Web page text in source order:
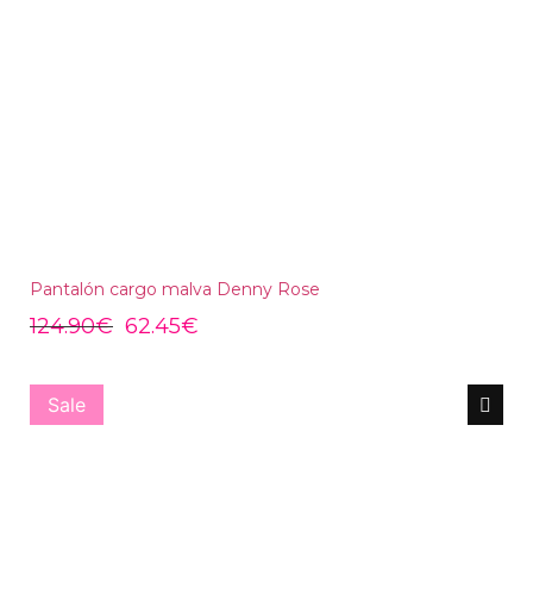
Pantalón cargo malva Denny Rose
124.90€ 62.45€
Sale